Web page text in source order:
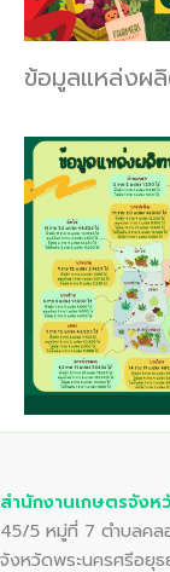
ข้อมูลแหล่งผ
สำนักงานเกษตรจัง
45/5 หมู่ที่ 7 ตำบลคล
จังหวัดพระนครศรีอยุ